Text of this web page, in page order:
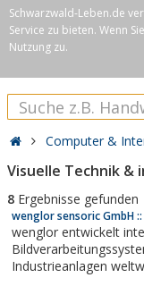
Schwarzwald-Leben.de
Service zu bieten. Wenn
Nutzung zu.
Computer &
Visuelle Technik
8 Ergebnisse gefunden
wenglor sensoric GmbH
wenglor entwickelt intelligente
Industrieanlagen